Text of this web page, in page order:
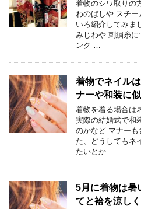
着物のシワ取りの
わのばしや スチ
いろ紹介してみま
みじわや 刺繍糸に
ンク …
着物でネイル
ナーや和装に
着物を着る場合は
実際の結婚式で和
のかなど マナーも
た、どうしてもネ
たいとか …
5月に着物は暑
てと袷を涼し